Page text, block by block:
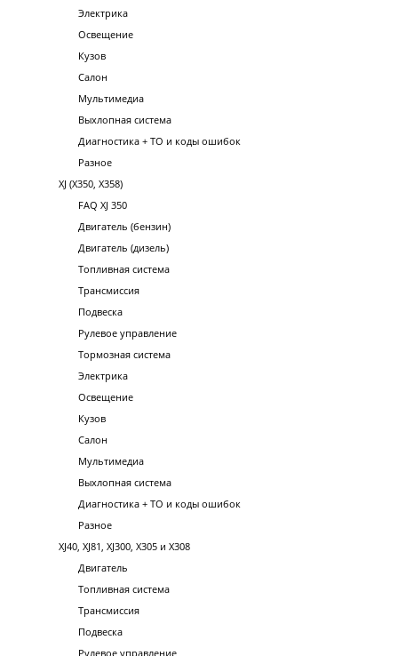
Электрика
Освещение
Кузов
Салон
Мультимедиа
Выхлопная система
Диагностика + ТО и коды ошибок
Разное
XJ (X350, X358)
FAQ XJ 350
Двигатель (бензин)
Двигатель (дизель)
Топливная система
Трансмиссия
Подвеска
Рулевое управление
Тормозная система
Электрика
Освещение
Кузов
Салон
Мультимедиа
Выхлопная система
Диагностика + ТО и коды ошибок
Разное
XJ40, XJ81, XJ300, X305 и X308
Двигатель
Топливная система
Трансмиссия
Подвеска
Рулевое управление